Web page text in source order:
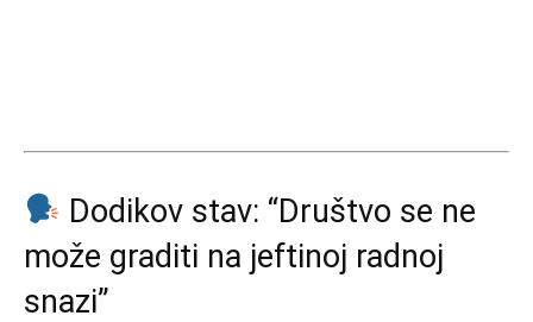
Dodikov stav: “Društvo se ne
može graditi na jeftinoj radnoj
snazi”